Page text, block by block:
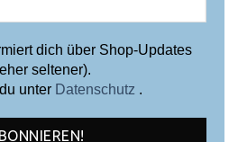
dich über Shop-Updates
seltener).
unter Datenschutz .